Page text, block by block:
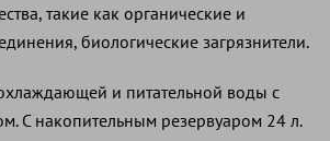
такие как органические и
биологические загрязнители.
и питательной воды с
С накопительным резервуаром 24 л.